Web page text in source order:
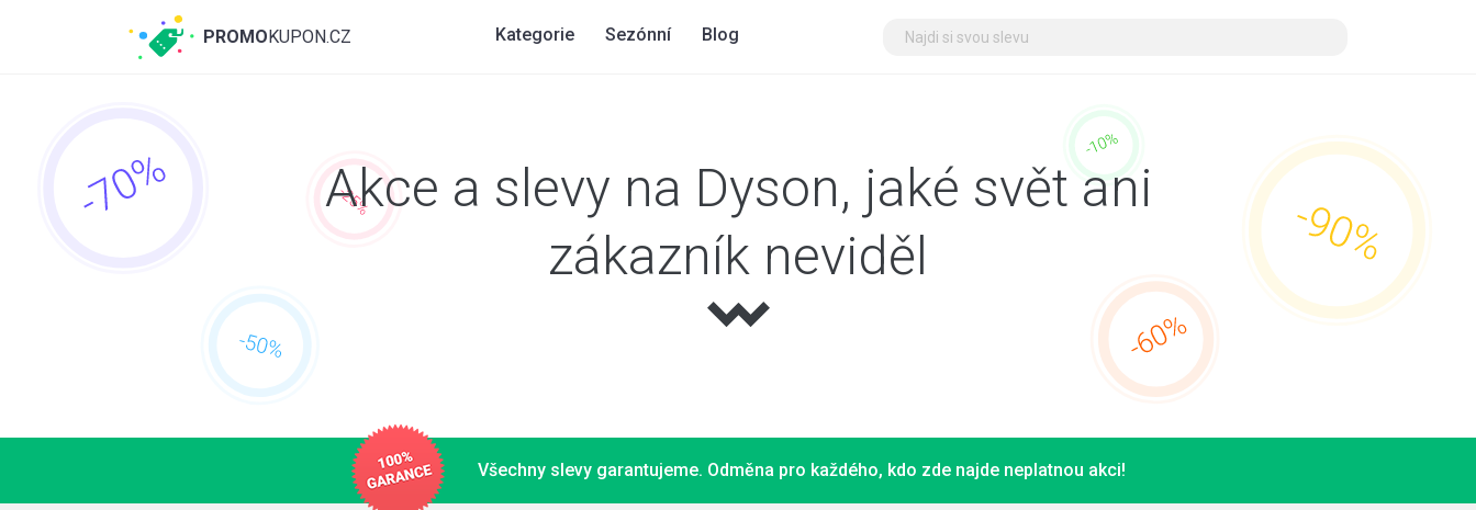
Akce a slevy na Dyson, jaké svět ani
zákazník neviděl
Všechny slevy garantujeme. Odměna pro každého, kdo zde najde neplatnou akci!
PROMOKUPON.CZ Kategorie Sezónní Blog